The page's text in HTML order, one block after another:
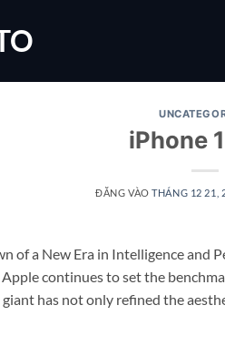
iPhone
ĐĂNG VÀOTHÁNG 12 21,
of a New Era in Intelligence and
continues to set the
has not only refined the